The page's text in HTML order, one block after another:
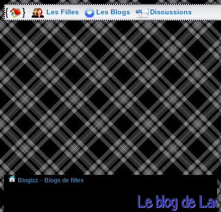
Les Filles Les Blogs Discussions
Blogizz » Blogs de filles
Le blog de